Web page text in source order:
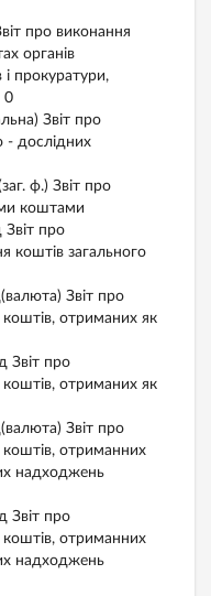
про виконання
органів
і прокуратури,
0
Звіт про
- дослідних
ф.) Звіт про
коштами
про
коштів загального
Звіт про
отриманих як
про
отриманих як
Звіт про
отриманних
надходжень
про
отриманних
надходжень